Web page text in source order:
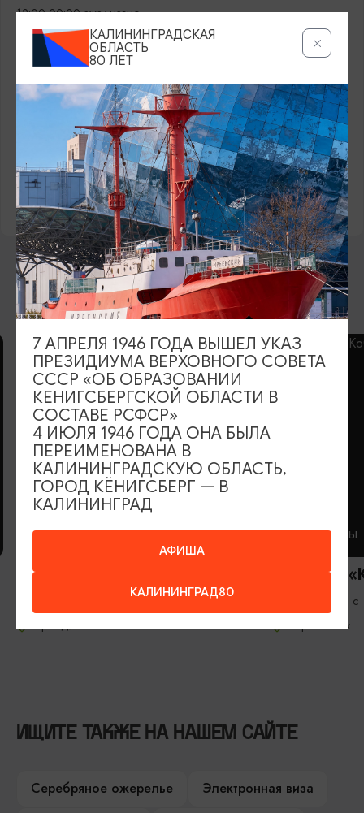
12:00-00:00 ежедневно
КОНТАКТЫ
+7 (4012) 35-16-12
САЙТ
Официальный сайт
ЕВРОПЕЙСКАЯ КУХНЯ
БАЛТИЙСКАЯ КУХНЯ
АВТОРСКАЯ КУХНЯ
ИТАЛЬЯНСКАЯ КУХНЯ
ВОЗМОЖНО ВАС ЗАИНТЕРЕСУЕТ
КАФЕ
Кафе «Чулан»
Вс-Пт: 11:00-21:00, Сб: 13:00-21:00
Правдинск
РЕСТОРАНЫ
Ресторан
Ежедневно
Черняховск
ИЩИТЕ ТАКЖЕ НА НАШЕМ САЙТЕ
Серебряное ожерелье
Электронная виза
КАЛИНИНГРАДСКАЯ
ОБЛАСТЬ
80 ЛЕТ
АФИША
КАЛИНИНГРАД80
7 АПРЕЛЯ 1946 ГОДА ВЫШЕЛ УКАЗ
ПРЕЗИДИУМА ВЕРХОВНОГО СОВЕТА
СССР «ОБ ОБРАЗОВАНИИ
КЕНИГСБЕРГСКОЙ ОБЛАСТИ В
СОСТАВЕ РСФСР»
4 ИЮЛЯ 1946 ГОДА ОНА БЫЛА
ПЕРЕИМЕНОВАНА В
КАЛИНИНГРАДСКУЮ ОБЛАСТЬ,
ГОРОД КЁНИГСБЕРГ — В
КАЛИНИНГРАД